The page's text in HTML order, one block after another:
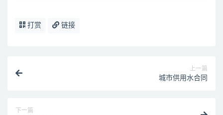
打赏 链接
上一篇
城市供用水合同
下一篇